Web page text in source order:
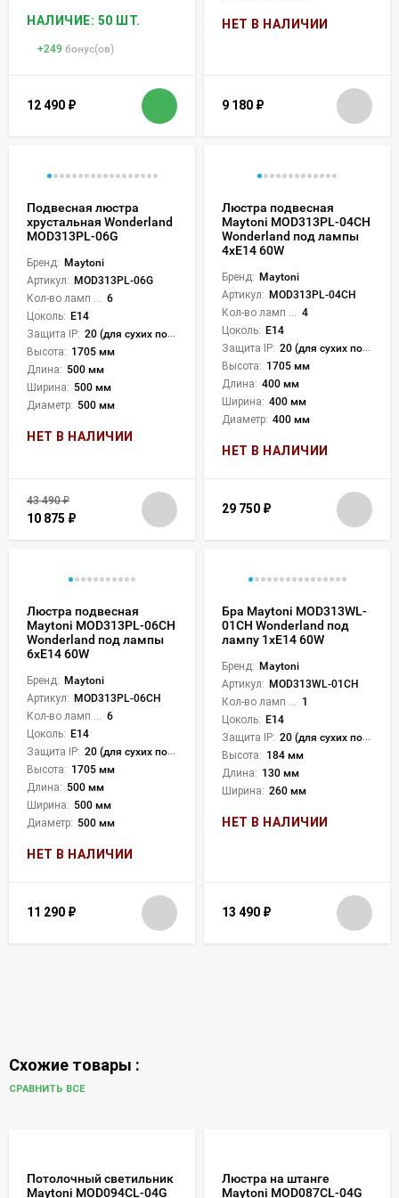
НАЛИЧИЕ: 50 ШТ.
+249 бонус(ов)
12 490 ₽
НЕТ В НАЛИЧИИ
9 180 ₽
Подвесная люстра
хрустальная Wonderland
MOD313PL-06G
Бренд: Maytoni
Артикул: MOD313PL-06G
6
Цоколь: E14
Защита IP: 20 (для сухих пом.)
Высота: 1705 мм
Длина: 500 мм
Ширина: 500 мм
Диаметр: 500 мм
НЕТ В НАЛИЧИИ
43 490₽
10 875 ₽
Люстра подвесная
Maytoni MOD313PL-04CH
Wonderland под лампы
4xE14 60W
Бренд: Maytoni
Артикул: MOD313PL-04CH
4
Цоколь: E14
Защита IP: 20 (для сухих пом.)
Высота: 1705 мм
Длина: 400 мм
Ширина: 400 мм
Диаметр: 400 мм
НЕТ В НАЛИЧИИ
29 750 ₽
Люстра подвесная
Maytoni MOD313PL-06CH
Wonderland под лампы
6xE14 60W
Бренд: Maytoni
Артикул: MOD313PL-06CH
6
Цоколь: E14
Защита IP: 20 (для сухих пом.)
Высота: 1705 мм
Длина: 500 мм
Ширина: 500 мм
Диаметр: 500 мм
НЕТ В НАЛИЧИИ
11 290 ₽
Бра Maytoni MOD313WL-
01CH Wonderland под
лампу 1xE14 60W
Бренд: Maytoni
Артикул: MOD313WL-01CH
1
Цоколь: E14
Защита IP: 20 (для сухих пом.)
Высота: 184 мм
Длина: 130 мм
Ширина: 260 мм
НЕТ В НАЛИЧИИ
13 490 ₽
Схожие товары :
СРАВНИТЬ ВСЕ
Потолочный светильник
Maytoni MOD094CL-04G
Люстра на штанге
Maytoni MOD087CL-04G